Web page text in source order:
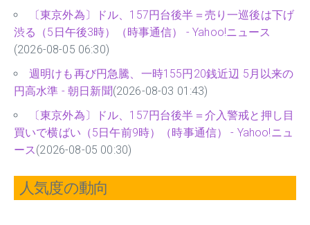
〔東京外為〕ドル、157円台後半＝売り一巡後は下げ
渋る（5日午後3時）（時事通信） - Yahoo!ニュース
(2026-08-05 06:30)
週明けも再び円急騰、一時155円20銭近辺 5月以来の
円高水準 - 朝日新聞(2026-08-03 01:43)
〔東京外為〕ドル、157円台後半＝介入警戒と押し目
買いで横ばい（5日午前9時）（時事通信） - Yahoo!ニュ
ース(2026-08-05 00:30)
人気度の動向